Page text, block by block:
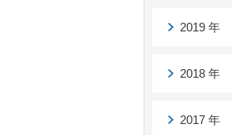
2019 年
2018 年
2017 年